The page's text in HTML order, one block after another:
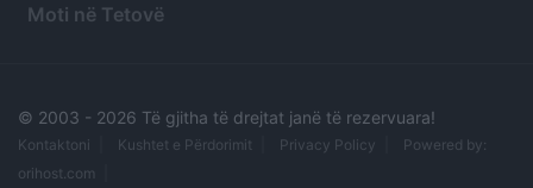
Moti në Tetovë
© 2003 - 2026 Të gjitha të drejtat janë të rezervuara!
Kontaktoni Kushtet e Përdorimit Privacy Policy
Powered by:
orihost.com